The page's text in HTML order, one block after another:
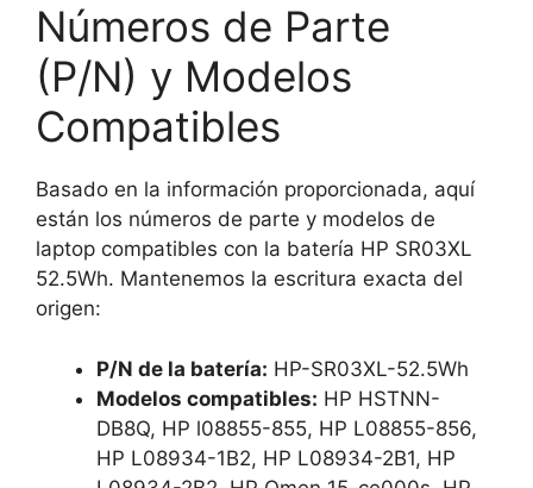
Números de Parte
(P/N) y Modelos
Compatibles
Basado en la información proporcionada, aquí
están los números de parte y modelos de
laptop compatibles con la batería HP SR03XL
52.5Wh. Mantenemos la escritura exacta del
origen:
P/N de la batería: HP-SR03XL-52.5Wh
Modelos compatibles: HP HSTNN-
DB8Q, HP l08855-855, HP L08855-856,
HP L08934-1B2, HP L08934-2B1, HP